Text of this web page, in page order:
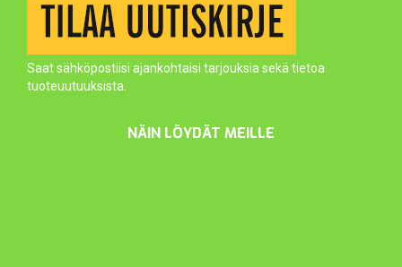
Saat sähköpostiisi ajankohtaisi tarjouksia sekä tietoa
tuoteuutuuksista.
NÄIN LÖYDÄT MEILLE